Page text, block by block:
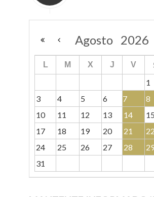
Agosto 2026
L M X J V
1
3
4 5 6 7 8
10
11 12 13 14 15
17
18 19 20 21 22
24
25 26 27 28
31